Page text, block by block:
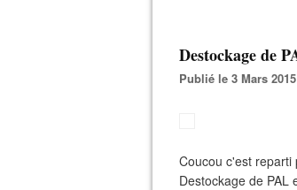
Destockage de
Publié le 3 Mars 2015
Coucou c'est reparti
Destockage de